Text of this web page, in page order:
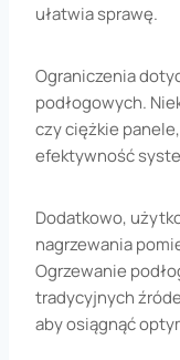
ułatwia sprawę.
Ograniczenia
podłogowych.
czy ciężkie
efektywność
Dodatkowo,
nagrzewania
Ogrzewanie
tradycyjnych
aby osiągnąć